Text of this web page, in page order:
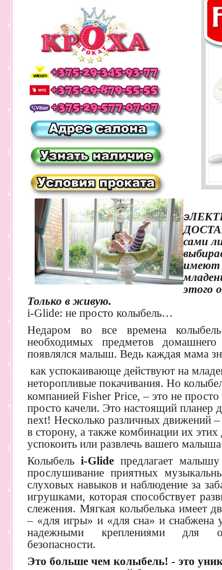
Э
сами
имеют
этого
Только в живую.
i-Glidе: не просто колыбель…
Недаром во все времена
необходимых предметов
появлялся малыш. Ведь каждая мама
как успокаивающе действуют на
неторопливые покачивания. Но
компанией Fisher Price, – это не
просто качели. Это настоящий планер
next! Несколько различных движений
в сторону, а также комбинации их
успокоить или развлечь вашего
Колыбельi-Glide предлагает
прослушивание приятных
слуховых навыков и наблюдение за
игрушками, которая способствует
слежения. Мягкая колыбелька имеет
– «для игры» и «для сна» и снабжена
надежными креплениями для
безопасности.
Это больше чем колыбель! - это